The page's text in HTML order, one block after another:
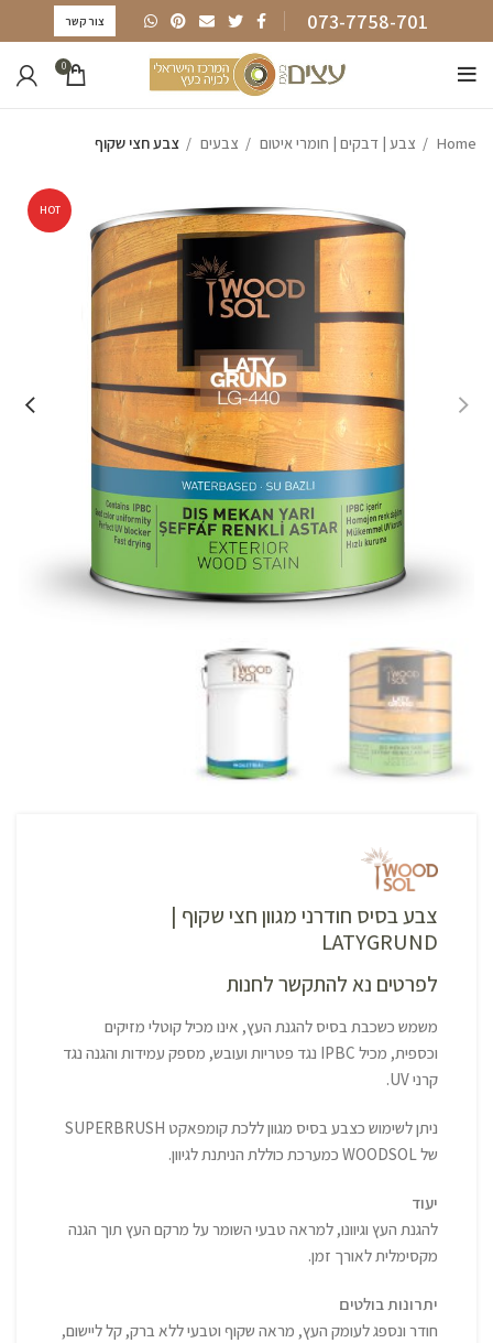
073-7758-701 צור קשר
0
Home צבע | דבקים | חומרי איטום צבעים צבע חצי שקוף
HOT
צבע בסיס חודרני מגוון חצי שקוף |
LATYGRUND
לפרטים נא להתקשר לחנות
משמש כשכבת בסיס להגנת העץ, אינו מכיל קוטלי מזיקים
וכספית, מכיל IPBC נגד פטריות ועובש, מספק עמידות והגנה נגד
קרני UV.
ניתן לשימוש כצבע בסיס מגוון ללכת קומפאקט SUPERBRUSH
של WOODSOL כמערכת כוללת הניתנת לגיוון.
יעוד
להגנת העץ וגיוונו, למראה טבעי השומר על מרקם העץ תוך הגנה
מקסימלית לאורך זמן.
יתרונות בולטים
חודר ונספג לעומק העץ, מראה שקוף וטבעי ללא ברק, קל ליישום,